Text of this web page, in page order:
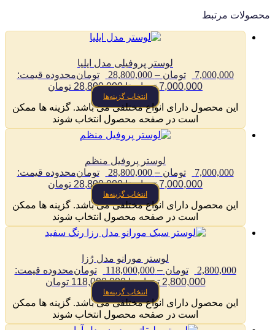
مرتبط
لوستر پروفیلی مدل ایلیا
7,000,000
تومان –
28,800,000 تومانمحدوده قیمت:
7,000,000 تومان تا 28,800,000 تومان
انتخاب گزینه‌ها
این محصول دارای انواع مختلفی می باشد. گزینه ها ممکن
است در صفحه محصول انتخاب شوند
لوستر پروفیل منظم
7,000,000
تومان –
28,800,000 تومانمحدوده قیمت:
7,000,000 تومان تا 28,800,000 تومان
انتخاب گزینه‌ها
این محصول دارای انواع مختلفی می باشد. گزینه ها ممکن
است در صفحه محصول انتخاب شوند
لوستر مورانو مدل رُزا
2,800,000
تومان –
118,000,000 تومانمحدوده قیمت:
2,800,000 تومان تا 118,000,000 تومان
انتخاب گزینه‌ها
این محصول دارای انواع مختلفی می باشد. گزینه ها ممکن
است در صفحه محصول انتخاب شوند